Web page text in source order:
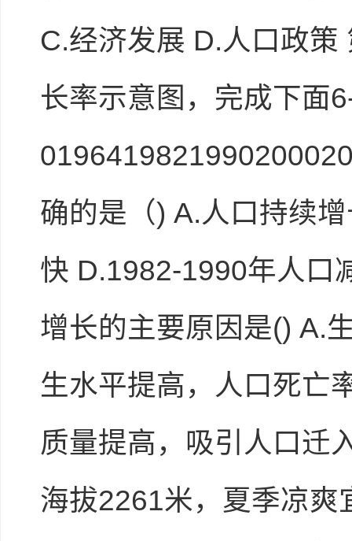
C.经济发展 D.人口政
长率示意图，完成下面
确的是（) A.人口持续
快 D.1982-1990年人口
增长的主要原因是() A.
生水平提高，人口死亡
质量提高，吸引人口迁
海拔2261米，夏季凉爽